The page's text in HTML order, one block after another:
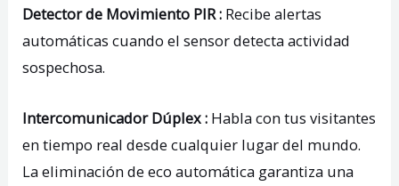
Detector de Movimiento PIR : Recibe alertas
automáticas cuando el sensor detecta actividad
sospechosa.
Intercomunicador Dúplex : Habla con tus visitantes
en tiempo real desde cualquier lugar del mundo.
La eliminación de eco automática garantiza una